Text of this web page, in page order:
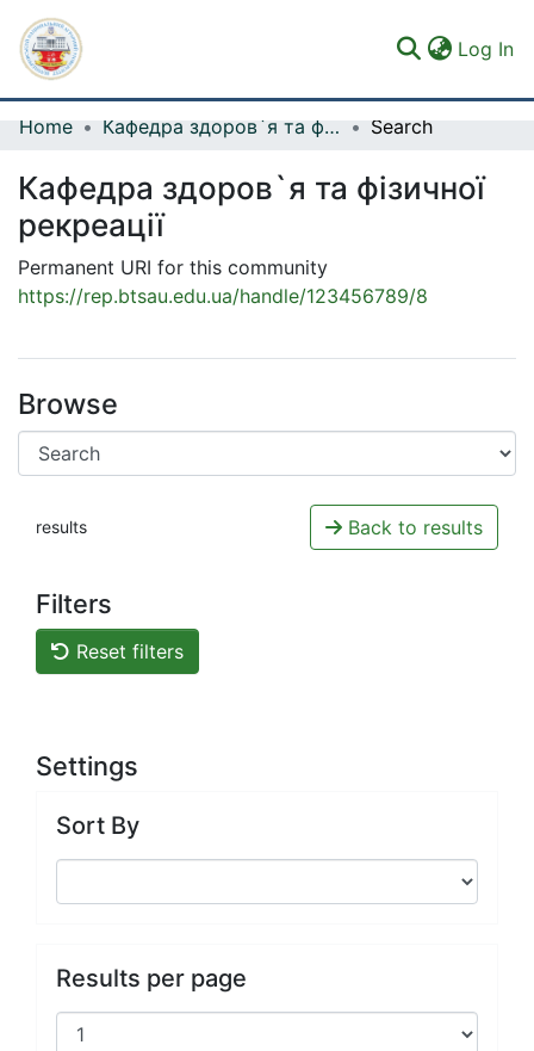
Log In
Communities & Collections
All of DSpace
Statistics
Home Кафедра здоров`я та фізичної рекреації Search
Кафедра здоров`я та фізичної
рекреації
Permanent URI for this community
https://rep.btsau.edu.ua/handle/123456789/8
Browse
results Back to results
Filters
Reset filters
Settings
Sort By
Results per page